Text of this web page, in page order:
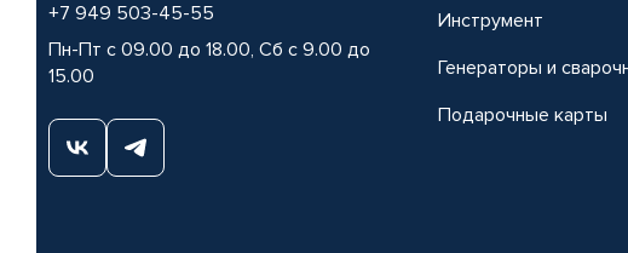
+7 949 503-45-55
Пн-Пт с 09.00 до 18.00, Сб с 9.00 до
15.00
Инструмент
Генераторы и
Подарочные карты